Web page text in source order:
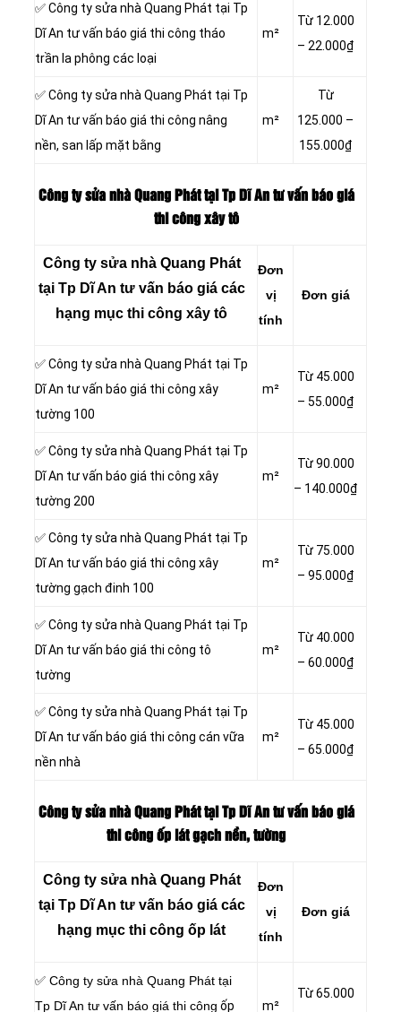
✅ Công ty sửa nhà Quang Phát tại Tp
Dĩ An tư vấn báo giá thi công tháo
trần la phông các loại
m²
Từ 12.000
– 22.000₫
✅ Công ty sửa nhà Quang Phát tại Tp
Dĩ An tư vấn báo giá thi công nâng
nền, san lấp mặt bằng
m²
Từ
125.000 –
155.000₫
Công ty sửa nhà Quang Phát tại Tp Dĩ An tư vấn báo giá
thi công xây tô
Công ty sửa nhà Quang Phát
tại Tp Dĩ An tư vấn báo giá các
hạng mục thi công xây tô
Đơn
vị
tính
Đơn giá
✅ Công ty sửa nhà Quang Phát tại Tp
Dĩ An tư vấn báo giá thi công xây
tường 100
m²
Từ 45.000
– 55.000₫
✅ Công ty sửa nhà Quang Phát tại Tp
Dĩ An tư vấn báo giá thi công xây
tường 200
m²
Từ 90.000
– 140.000₫
✅ Công ty sửa nhà Quang Phát tại Tp
Dĩ An tư vấn báo giá thi công xây
tường gạch đinh 100
m²
Từ 75.000
– 95.000₫
✅ Công ty sửa nhà Quang Phát tại Tp
Dĩ An tư vấn báo giá thi công tô
tường
m²
Từ 40.000
– 60.000₫
✅ Công ty sửa nhà Quang Phát tại Tp
Dĩ An tư vấn báo giá thi công cán vữa
nền nhà
m²
Từ 45.000
– 65.000₫
Công ty sửa nhà Quang Phát tại Tp Dĩ An tư vấn báo giá
thi công ốp lát gạch nền, tường
Công ty sửa nhà Quang Phát
tại Tp Dĩ An tư vấn báo giá các
hạng mục thi công ốp lát
Đơn
vị
tính
Đơn giá
✅ Công ty sửa nhà Quang Phát tại
Tp Dĩ An tư vấn báo giá thi công ốp m²
Từ 65.000